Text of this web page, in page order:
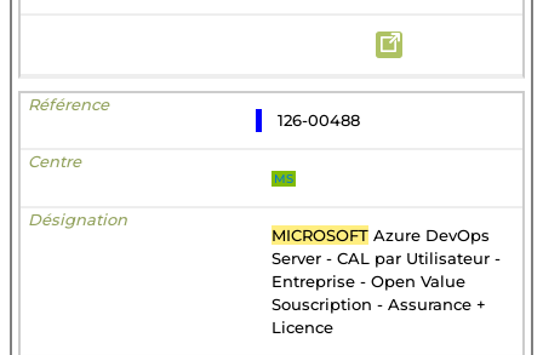
126-00488
MS
MICROSOFT Azure DevOps
Server - CAL par Utilisateur -
Entreprise - Open Value
Souscription - Assurance +
Licence